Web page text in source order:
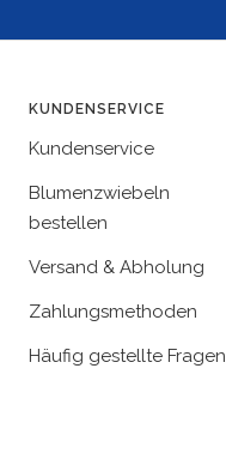
KUNDENSERVICE
Kundenservice
Blumenzwiebeln
bestellen
Versand & Abholung
Zahlungsmethoden
Häufig gestellte Fragen